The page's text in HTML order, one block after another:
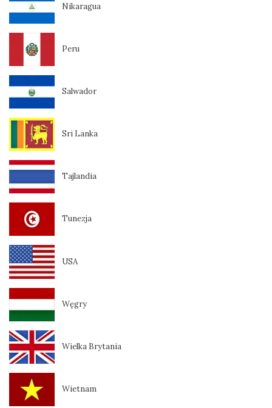
Nikaragua
Peru
Salwador
Sri Lanka
Tajlandia
Tunezja
USA
Węgry
Wielka Brytania
Wietnam